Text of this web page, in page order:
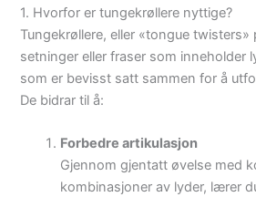
1. Hvorfor er tungekrøllere nyttige?
Tungekrøllere, eller «tongue twisters»
setninger eller fraser som inneholder
som er bevisst satt sammen for å
De bidrar til å:
Forbedre artikulasjon
Gjennom gjentatt øvelse med
kombinasjoner av lyder, lærer